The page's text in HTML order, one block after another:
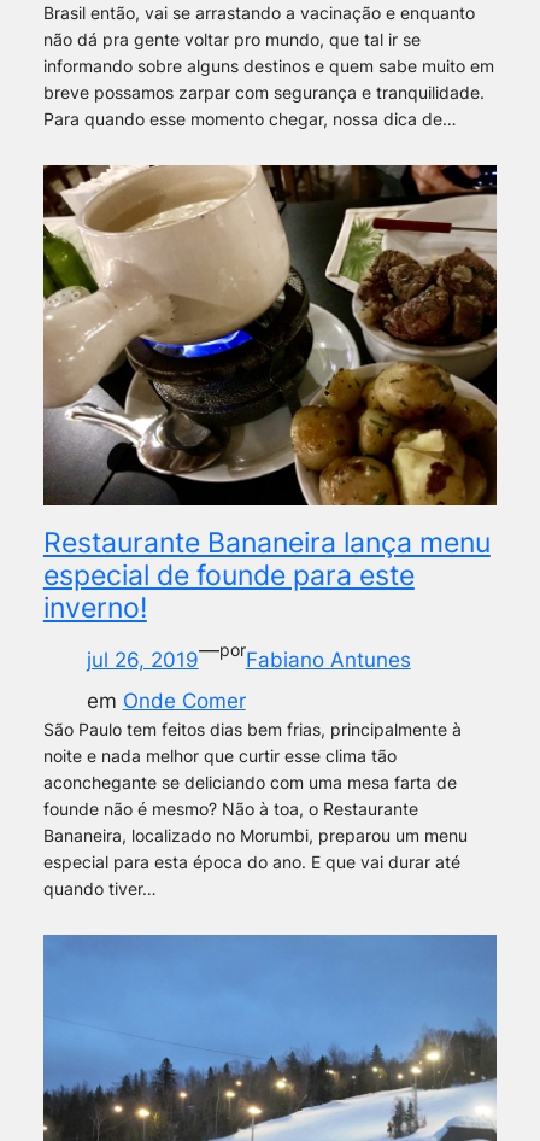
Brasil então, vai se arrastando a vacinação e enquanto
não dá pra gente voltar pro mundo, que tal ir se
informando sobre alguns destinos e quem sabe muito em
breve possamos zarpar com segurança e tranquilidade.
Para quando esse momento chegar, nossa dica de…
Restaurante Bananeira lança menu
especial de founde para este
inverno!
jul 26, 2019—porFabiano Antunes
em Onde Comer
São Paulo tem feitos dias bem frias, principalmente à
noite e nada melhor que curtir esse clima tão
aconchegante se deliciando com uma mesa farta de
founde não é mesmo? Não à toa, o Restaurante
Bananeira, localizado no Morumbi, preparou um menu
especial para esta época do ano. E que vai durar até
quando tiver…